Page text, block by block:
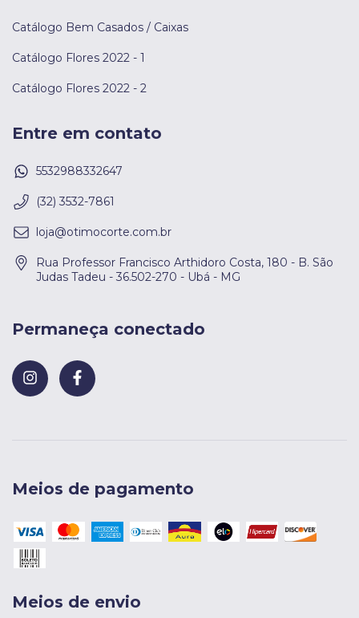
Catálogo Bem Casados / Caixas
Catálogo Flores 2022 - 1
Catálogo Flores 2022 - 2
Entre em contato
5532988332647
(32) 3532-7861
loja@otimocorte.com.br
Rua Professor Francisco Arthidoro Costa, 180 - B. São
Judas Tadeu - 36.502-270 - Ubá - MG
Permaneça conectado
Meios de pagamento
Meios de envio